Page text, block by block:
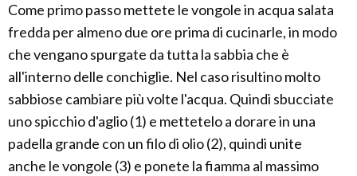
Come primo passo mettete le vongole in acqua salata
fredda per almeno due ore prima di cucinarle, in modo
che vengano spurgate da tutta la sabbia che è
all'interno delle conchiglie. Nel caso risultino molto
sabbiose cambiare più volte l'acqua. Quindi sbucciate
uno spicchio d'aglio (1) e mettetelo a dorare in una
padella grande con un filo di olio (2), quindi unite
anche le vongole (3) e ponete la fiamma al massimo